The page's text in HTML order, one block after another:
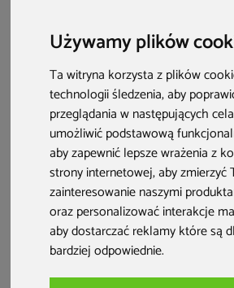
Używamy plików
Ta witryna korzysta z plików
technologii śledzenia, aby
przeglądania w następujących
umożliwić podstawową
aby zapewnić lepsze wrażenia z
strony internetowej,aby zmierzyć
zainteresowanie naszymi
oraz personalizować interakcje
aby dostarczać reklamy które są
bardziej odpowiednie.